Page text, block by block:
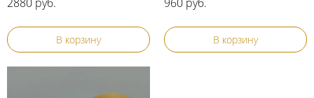
В корзину В корзину